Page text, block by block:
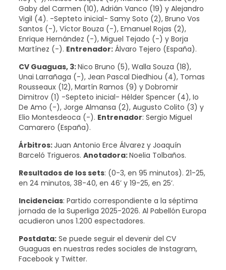
Gaby del Carmen (10), Adrián Vanco (19) y Alejandro
Vigil (4). -Septeto inicial- Samy Soto (2), Bruno Vos
Santos (-), Víctor Bouza (-), Emanuel Rojas (2),
Enrique Hernández (-), Miguel Tejado (-) y Borja
Martínez (-). Entrenador:Álvaro Tejero (España).
CV Guaguas, 3:Nico Bruno (5), Walla Souza (18),
Unai Larrañaga (-), Jean Pascal Diedhiou (4), Tomas
Rousseaux (12), Martín Ramos (9) y Dobromir
Dimitrov (1) -Septeto inicial- Hélder Spencer (4), Io
De Amo (-), Jorge Almansa (2), Augusto Colito (3) y
Elio Montesdeoca (-). Entrenador: Sergio Miguel
Camarero (España).
Árbitros:Juan Antonio Erce Álvarez y Joaquín
Barceló Trigueros. Anotadora:Noelia Tolbaños.
Resultados de los sets: (0-3, en 95 minutos). 21-25,
en 24 minutos, 38-40, en 46’ y 19-25, en 25’.
Incidencias: Partido correspondiente a la séptima
jornada de la Superliga 2025-2026. Al Pabellón Europa
acudieron unos 1.200 espectadores.
Postdata:Se puede seguir el devenir del CV
Guaguas en nuestras redes sociales de Instagram,
Facebook y Twitter.